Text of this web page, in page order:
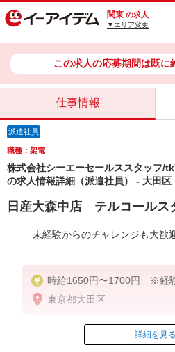
関東 の求人
▼エリア変更
この求人の応募期間は既に
仕事情報
派遣社員
職種：架電
株式会社シーエーセールススタッフ/
の求人情報詳細（派遣社員） - 大田区
日産大森中店 テルコールス
未経験からのチャレンジも大歓
時給1650円〜1700円 ※経
月収例：268,537円（時給
東京都大田区
詳細を見る